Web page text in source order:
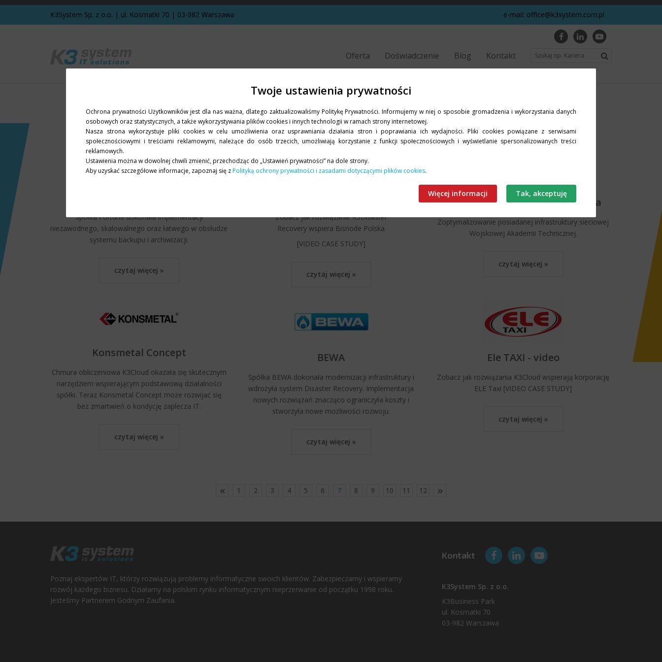
Twoje ustawienia prywatności
Ochrona prywatności Użytkowników jest dla nas ważna, dlatego zaktualizowaliśmy Politykę Prywatności. Informujemy w niej o sposobie gromadzenia i wykorzystania danych
osobowych oraz statystycznych, a także wykorzystywania plików cookies i innych technologii w ramach strony internetowej.
Nasza strona wykorzystuje pliki cookies w celu umożliwienia oraz usprawniania działania stron i poprawiania ich wydajności. Pliki cookies powiązane z serwisami
społecznościowymi i treściami reklamowymi, należące do osób trzecich, umożliwiają korzystanie z funkcji społecznościowych i wyświetlanie spersonalizowanych treści
reklamowych.
Ustawienia można w dowolnej chwili zmienić, przechodząc do „Ustawień prywatności” na dole strony.
Aby uzyskać szczegółowe informacje, zapoznaj się zPolityką ochrony prywatności i zasadami dotyczącymi plików cookies.
Więcej informacji
K3System Sp. z o.o. | ul. Kosmatki 70 | 03-982 Warszawa e-mail: office@k3system.com.pl
Oferta Doświadczenie Blog Kontakt
Poznaj nasze wdrożenia
Spółka Fortuna dokonała implementacji
niezawodnego, skalowalnego oraz łatwego w obsłudze
systemu backupu i archiwizacji.
czytaj więcej »
Zobacz jak rozwiązanie K3Disaster
Recovery wspiera Bisnode Polska
[VIDEO CASE STUDY]
czytaj więcej »
Wojskowa Akademia Techniczna
Zoptymalizowanie posiadanej infrastruktury sieciowej
Wojskowej Akademii Technicznej.
czytaj więcej »
Konsmetal Concept
Chmura obliczeniowa K3Cloud okazała się skutecznym
narzędziem wspierającym podstawową działalności
spółki. Teraz Konsmetal Concept może rozwijać się
bez zmartwień o kondycję zaplecza IT.
czytaj więcej »
BEWA
Spółka BEWA dokonała modernizacji infrastruktury i
wdrożyła system Disaster Recovery. Implementacja
nowych rozwiązań znacząco ograniczyła koszty i
stworzyła nowe możliwości rozwoju.
czytaj więcej »
Ele TAXI - video
Zobacz jak rozwiązania K3Cloud wspierają korporację
ELE Taxi [VIDEO CASE STUDY]
czytaj więcej »
1 2 3 4 5 6 7 8 9 10 11 12
Poznaj ekspertów IT, którzy rozwiązują problemy informatyczne swoich klientów. Zabezpieczamy i wspieramy
rozwój każdego biznesu. Działamy na polskim rynku informatycznym nieprzerwanie od początku 1998 roku.
Jesteśmy Partnerem Godnym Zaufania.
Kontakt
K3System Sp. z o.o.
K3Business Park
ul. Kosmatki 70
03-982 Warszawa